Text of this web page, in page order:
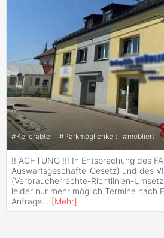
#Kellerabteil #Parkmöglichkeit #möbliert
!! ACHTUNG !!! In Entsprechung des
Auswärtsgeschäfte-Gesetz) und des
(Verbraucherrechte-Richtlinien-
leider nur mehr möglich Termine nach
Anfrage... [Mehr]